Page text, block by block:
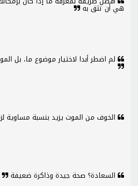
هي أن تثق به
لم اضطر أبدا لاختيار موضوع ما، بل
الخوف من الموت يزيد بنسبة مساوية
السعادة؟ صحة جيدة وذاكرة ضعيفة